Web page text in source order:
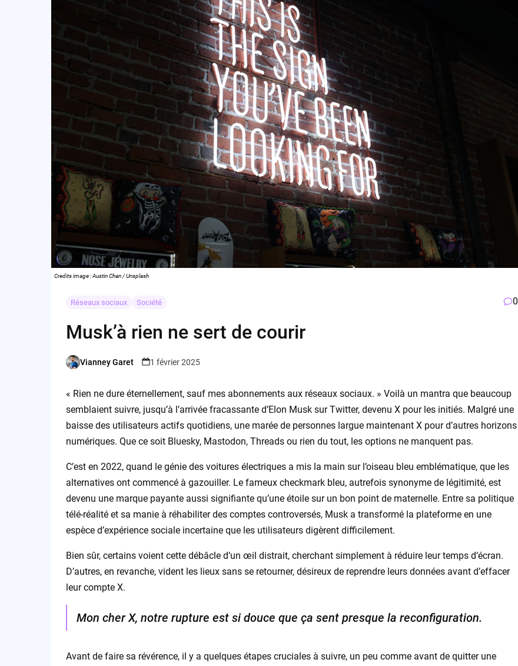
Credits image : Austin Chan / Unsplash
Réseaux sociaux Société 0
Musk’à rien ne sert de courir
Posted
Vianney Garet 1 février 2025
« Rien ne dure éternellement, sauf mes abonnements aux réseaux sociaux. » Voilà un mantra que beaucoup
semblaient suivre, jusqu’à l’arrivée fracassante d’Elon Musk sur Twitter, devenu X pour les initiés. Malgré une
baisse des utilisateurs actifs quotidiens, une marée de personnes largue maintenant X pour d’autres horizons
numériques. Que ce soit Bluesky, Mastodon, Threads ou rien du tout, les options ne manquent pas.
C’est en 2022, quand le génie des voitures électriques a mis la main sur l’oiseau bleu emblématique, que les
alternatives ont commencé à gazouiller. Le fameux checkmark bleu, autrefois synonyme de légitimité, est
devenu une marque payante aussi signifiante qu’une étoile sur un bon point de maternelle. Entre sa politique
télé-réalité et sa manie à réhabiliter des comptes controversés, Musk a transformé la plateforme en une
espèce d’expérience sociale incertaine que les utilisateurs digèrent difficilement.
Bien sûr, certains voient cette débâcle d’un œil distrait, cherchant simplement à réduire leur temps d’écran.
D’autres, en revanche, vident les lieux sans se retourner, désireux de reprendre leurs données avant d’effacer
leur compte X.
Mon cher X, notre rupture est si douce que ça sent presque la reconfiguration.
Avant de faire sa révérence, il y a quelques étapes cruciales à suivre, un peu comme avant de quitter une